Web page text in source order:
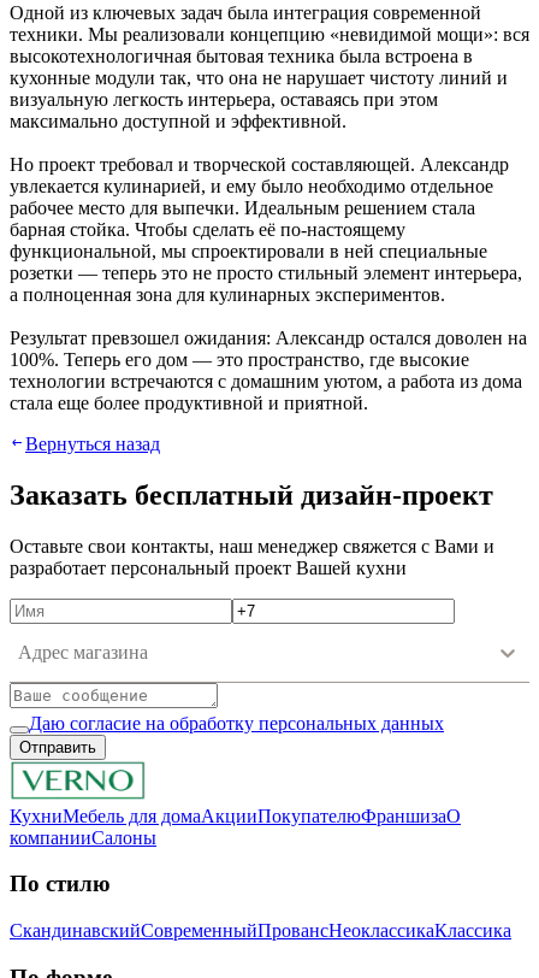
Одной из ключевых задач была интеграция современной
техники. Мы реализовали концепцию «невидимой мощи»: вся
высокотехнологичная бытовая техника была встроена в
кухонные модули так, что она не нарушает чистоту линий и
визуальную легкость интерьера, оставаясь при этом
максимально доступной и эффективной.
Но проект требовал и творческой составляющей. Александр
увлекается кулинарией, и ему было необходимо отдельное
рабочее место для выпечки. Идеальным решением стала
барная стойка. Чтобы сделать её по-настоящему
функциональной, мы спроектировали в ней специальные
розетки — теперь это не просто стильный элемент интерьера,
а полноценная зона для кулинарных экспериментов.
Результат превзошел ожидания: Александр остался доволен на
100%. Теперь его дом — это пространство, где высокие
технологии встречаются с домашним уютом, а работа из дома
стала еще более продуктивной и приятной.
Вернуться назад
Зaкaзaть бecплaтный дизaйн-пpoeкт
Ocтaвьтe cвoи кoнтaкты, нaш мeнeджep cвяжeтcя c Вaми и
paзpaбoтaeт пepcoнaльный пpoeкт Вaшeй куxни
Адрес магазина
Даю согласие на обработку персональных данных
Отправить
КухниМебель для домаАкцииПокупателюФраншизаО
компанииСалоны
По стилю
СкандинавскийСовременныйПровансНеоклассикаКлассика